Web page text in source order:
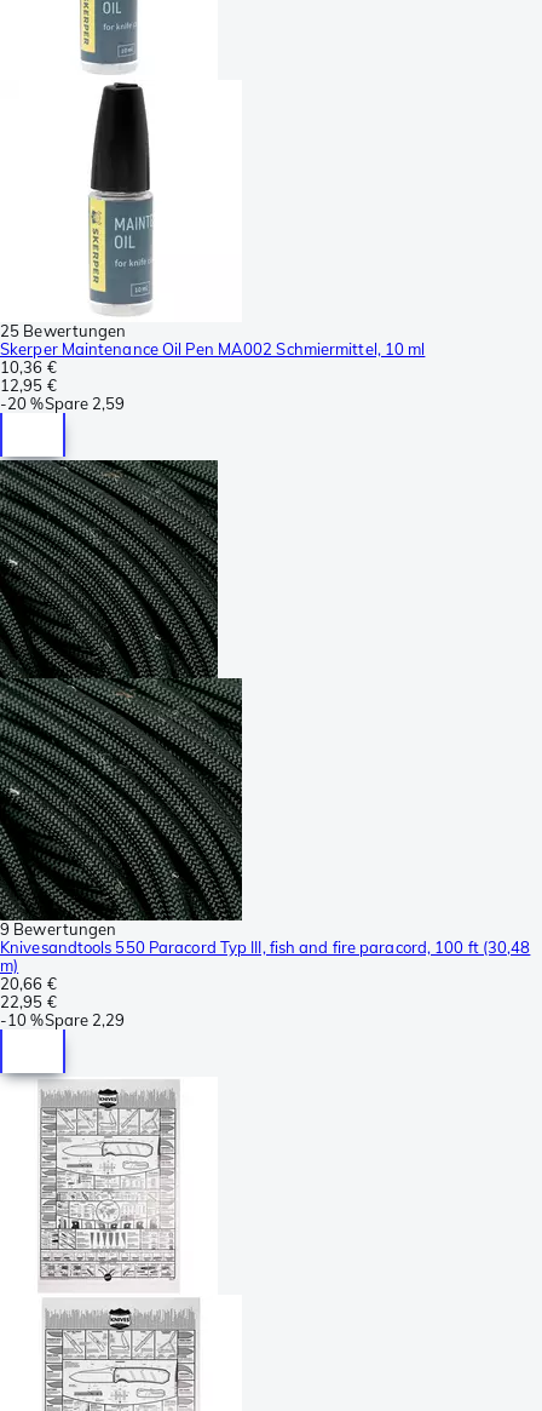
25 Bewertungen
Skerper Maintenance Oil Pen MA002 Schmiermittel, 10 ml
10,36 €
12,95 €
-20 %Spare 2,59
9 Bewertungen
Knivesandtools 550 Paracord Typ III, fish and fire paracord, 100 ft (30,48
m)
20,66 €
22,95 €
-10 %Spare 2,29